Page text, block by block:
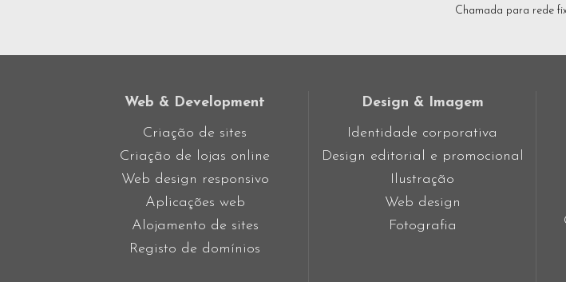
Chamada para rede
Web & Development
Criação de sites
Criação de lojas online
Web design responsivo
Aplicações web
Alojamento de sites
Registo de domínios
Design & Imagem
Identidade corporativa
Design editorial e promocional
Ilustração
Web design
Fotografia